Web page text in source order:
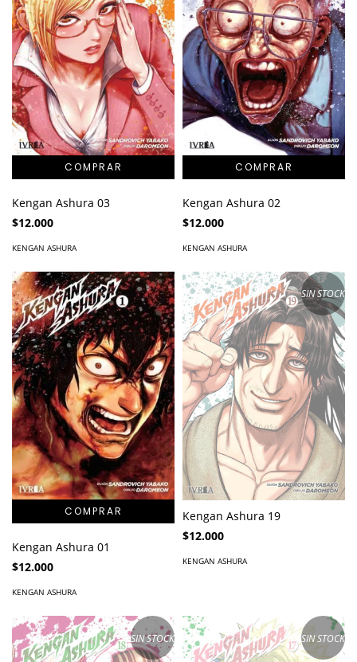
Kengan Ashura 03
$12.000
KENGAN ASHURA
Kengan Ashura 02
$12.000
KENGAN ASHURA
Kengan Ashura 01
$12.000
KENGAN ASHURA
SIN STOCK
Kengan Ashura 19
$12.000
KENGAN ASHURA
SIN STOCK SIN STOCK